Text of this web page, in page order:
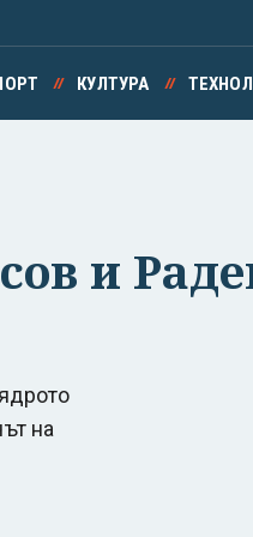
КУЛТУРА
и
на